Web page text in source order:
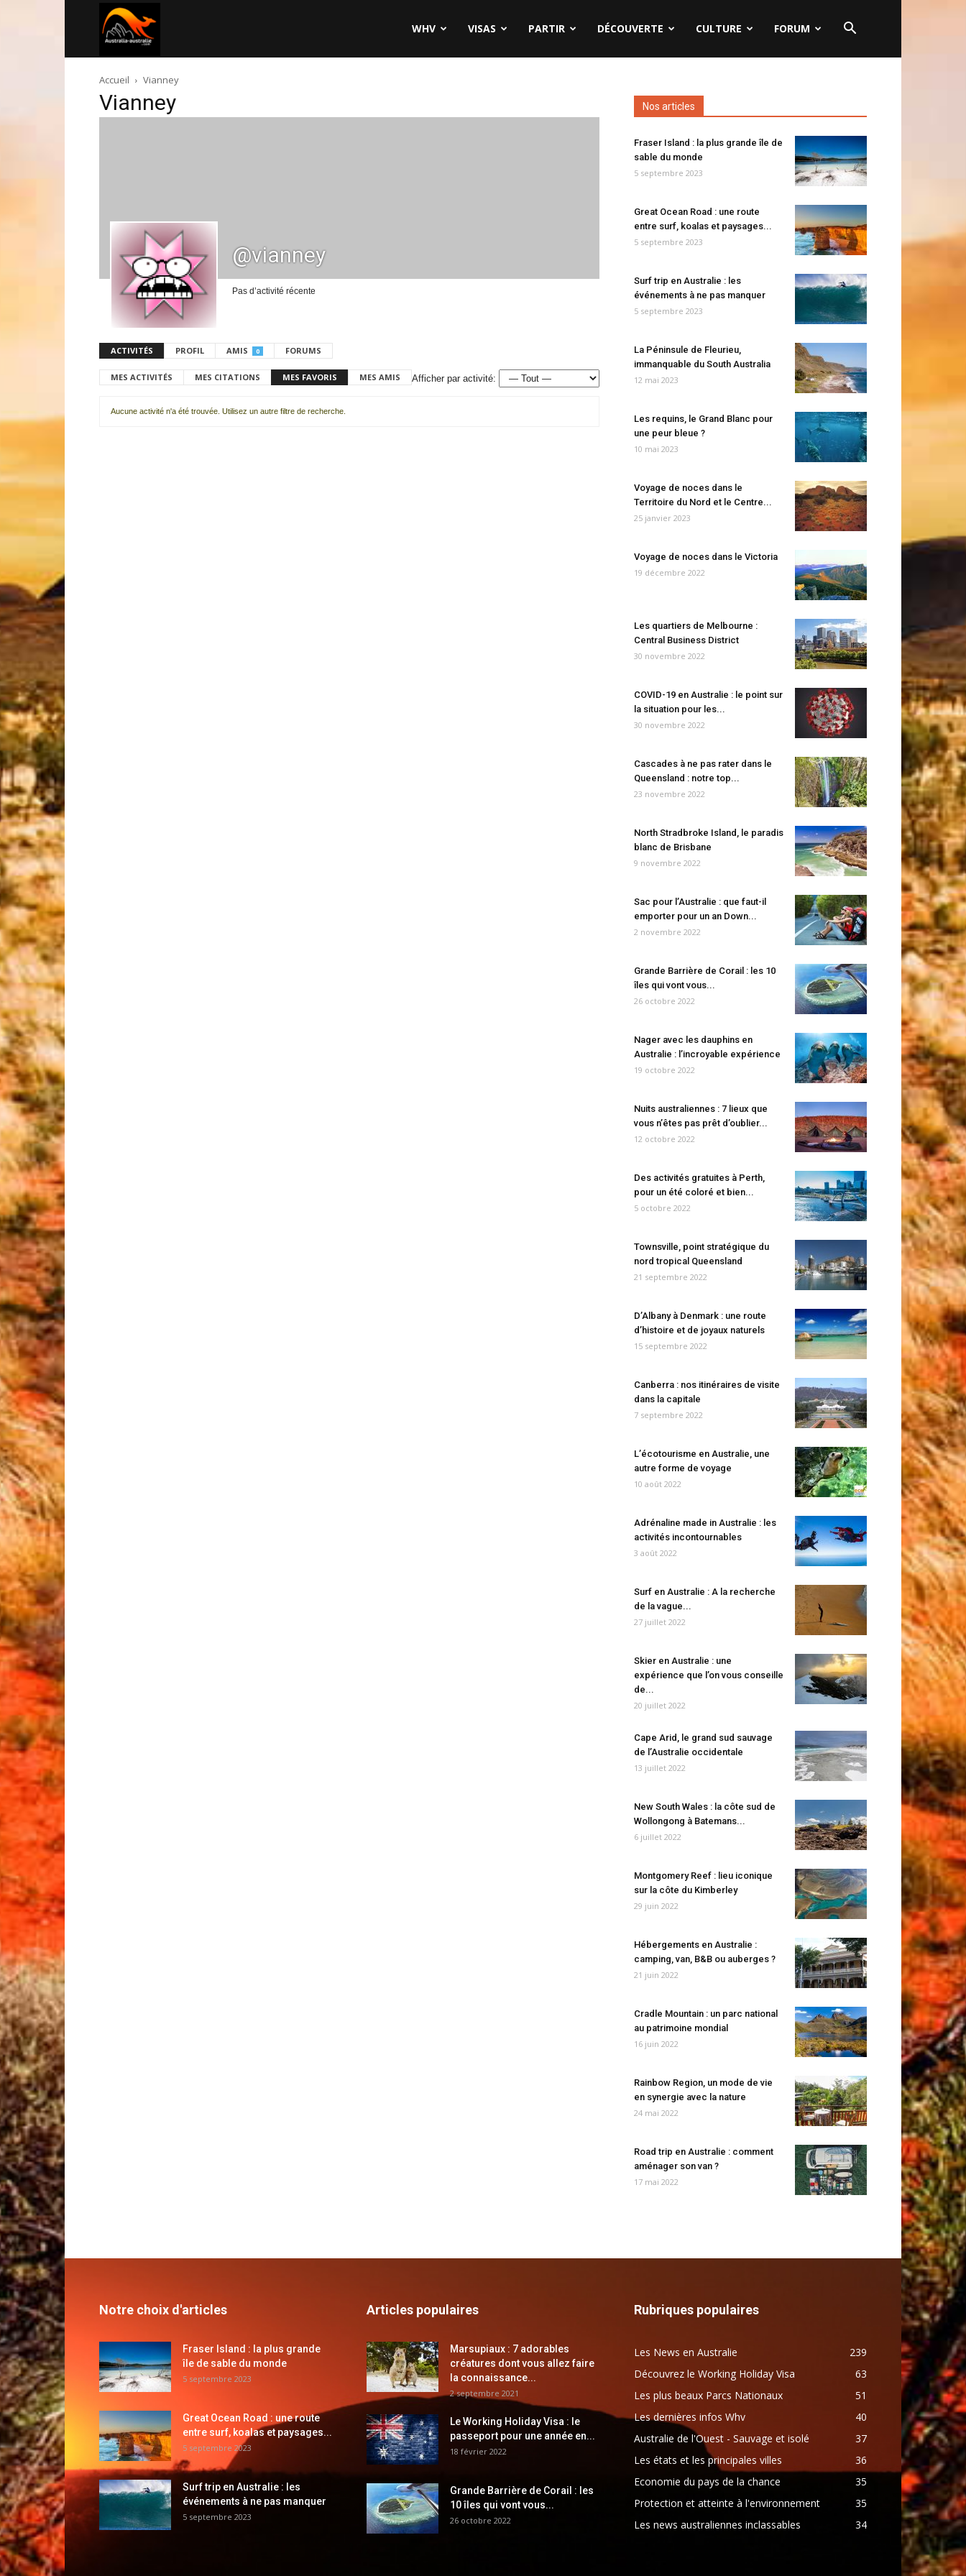
australie.com
WHV VISAS PARTIR DÉCOUVERTE CULTURE FORUM
Accueil Vianney
Vianney
@vianney
Pas d’activité récente
ACTIVITÉS PROFIL AMIS 0 FORUMS
MES ACTIVITÉS MES CITATIONS MES FAVORIS MES AMIS Afficher par activité:
Aucune activité n'a été trouvée. Utilisez un autre filtre de recherche.
Nos articles
Fraser Island : la plus grande île de
sable du monde
5 septembre 2023
Great Ocean Road : une route
entre surf, koalas et paysages...
5 septembre 2023
Surf trip en Australie : les
événements à ne pas manquer
5 septembre 2023
La Péninsule de Fleurieu,
immanquable du South Australia
12 mai 2023
Les requins, le Grand Blanc pour
une peur bleue ?
10 mai 2023
Voyage de noces dans le
Territoire du Nord et le Centre...
25 janvier 2023
Voyage de noces dans le Victoria
19 décembre 2022
Les quartiers de Melbourne :
Central Business District
30 novembre 2022
COVID-19 en Australie : le point sur
la situation pour les...
30 novembre 2022
Cascades à ne pas rater dans le
Queensland : notre top...
23 novembre 2022
North Stradbroke Island, le paradis
blanc de Brisbane
9 novembre 2022
Sac pour l’Australie : que faut-il
emporter pour un an Down...
2 novembre 2022
Grande Barrière de Corail : les 10
îles qui vont vous...
26 octobre 2022
Nager avec les dauphins en
Australie : l’incroyable expérience
19 octobre 2022
Nuits australiennes : 7 lieux que
vous n’êtes pas prêt d’oublier...
12 octobre 2022
Des activités gratuites à Perth,
pour un été coloré et bien...
5 octobre 2022
Townsville, point stratégique du
nord tropical Queensland
21 septembre 2022
D’Albany à Denmark : une route
d’histoire et de joyaux naturels
15 septembre 2022
Canberra : nos itinéraires de visite
dans la capitale
7 septembre 2022
L’écotourisme en Australie, une
autre forme de voyage
10 août 2022
Adrénaline made in Australie : les
activités incontournables
3 août 2022
Surf en Australie : A la recherche
de la vague...
27 juillet 2022
Skier en Australie : une
expérience que l’on vous conseille
de...
20 juillet 2022
Cape Arid, le grand sud sauvage
de l’Australie occidentale
13 juillet 2022
New South Wales : la côte sud de
Wollongong à Batemans...
6 juillet 2022
Montgomery Reef : lieu iconique
sur la côte du Kimberley
29 juin 2022
Hébergements en Australie :
camping, van, B&B ou auberges ?
21 juin 2022
Cradle Mountain : un parc national
au patrimoine mondial
16 juin 2022
Rainbow Region, un mode de vie
en synergie avec la nature
24 mai 2022
Road trip en Australie : comment
aménager son van ?
17 mai 2022
Notre choix d'articles
Fraser Island : la plus grande
île de sable du monde
5 septembre 2023
Great Ocean Road : une route
entre surf, koalas et paysages...
5 septembre 2023
Surf trip en Australie : les
événements à ne pas manquer
5 septembre 2023
Articles populaires
Marsupiaux : 7 adorables
créatures dont vous allez faire
la connaissance...
2 septembre 2021
Le Working Holiday Visa : le
passeport pour une année en...
18 février 2022
Grande Barrière de Corail : les
10 îles qui vont vous...
26 octobre 2022
Rubriques populaires
Les News en Australie
239
Découvrez le Working Holiday Visa
63
Les plus beaux Parcs Nationaux
51
Les dernières infos Whv
40
Australie de l'Ouest - Sauvage et isolé
37
Les états et les principales villes
36
Economie du pays de la chance
35
Protection et atteinte à l'environnement
35
Les news australiennes inclassables
34